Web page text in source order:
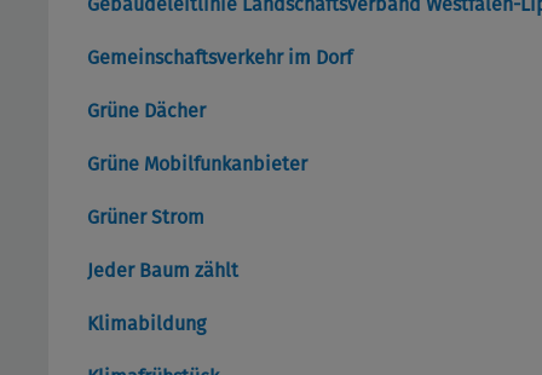
Gebäudeleitlinie Landschaftsverband Westfalen-
Gemeinschaftsverkehr im Dorf
Grüne Dächer
Grüne Mobilfunkanbieter
Grüner Strom
Jeder Baum zählt
Klimabildung